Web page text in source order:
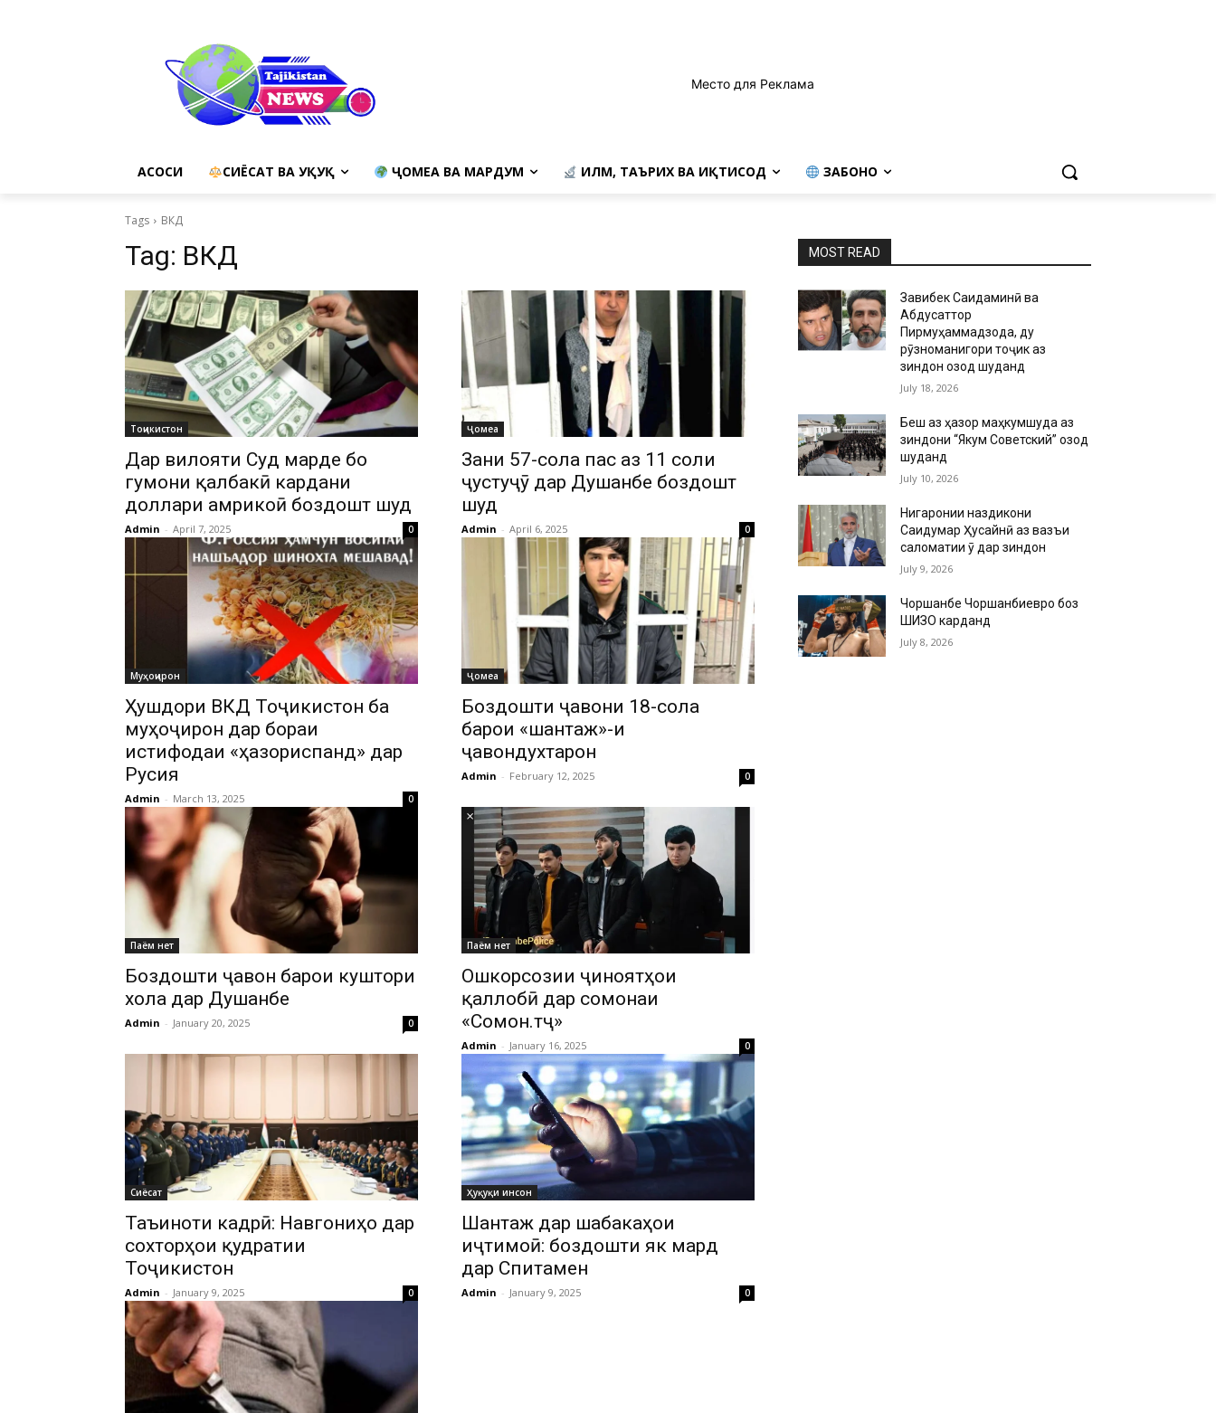
Место для Реклама
АСОСИ СИЁСАТ ВА ҲУҚУҚ ҶОМЕА ВА МАРДУМ ИЛМ, ТАЪРИХ ВА ИҚТИСОД ЗАБОНҲО
Tags ВКД
Tag: ВКД
Тоҷикистон
Дар вилояти Суғд марде бо
гумони қалбакӣ кардани
доллари амрикоӣ боздошт шуд
Admin - April 7, 2025 0
Ҷомеа
Зани 57-сола пас аз 11 соли
ҷустуҷӯ дар Душанбе боздошт
шуд
Admin - April 6, 2025 0
Муҳоҷирон
Ҳушдори ВКД Тоҷикистон ба
муҳоҷирон дар бораи
истифодаи «ҳазориспанд» дар
Русия
Admin - March 13, 2025 0
Ҷомеа
Боздошти ҷавони 18-сола
барои «шантаж»-и
ҷавондухтарон
Admin - February 12, 2025 0
Паём нет
Боздошти ҷавон барои куштори
хола дар Душанбе
Admin - January 20, 2025 0
Паём нет
Ошкорсозии ҷиноятҳои
қаллобӣ дар сомонаи
«Сомон.тҷ»
Admin - January 16, 2025 0
Сиёсат
Таъиноти кадрӣ: Навгониҳо дар
сохторҳои қудратии
Тоҷикистон
Admin - January 9, 2025 0
Ҳуқуқи инсон
Шантаж дар шабакаҳои
иҷтимоӣ: боздошти як мард
дар Спитамен
Admin - January 9, 2025 0
MOST READ
Завқибек Саидаминӣ ва
Абдусаттор
Пирмуҳаммадзода, ду
рӯзноманигори тоҷик аз
зиндон озод шуданд
July 18, 2026
Беш аз ҳазор маҳкумшуда аз
зиндони “Якум Советский” озод
шуданд
July 10, 2026
Нигаронии наздикони
Саидумар Ҳусайнӣ аз вазъи
саломатии ӯ дар зиндон
July 9, 2026
Чоршанбе Чоршанбиевро боз
ШИЗО карданд
July 8, 2026